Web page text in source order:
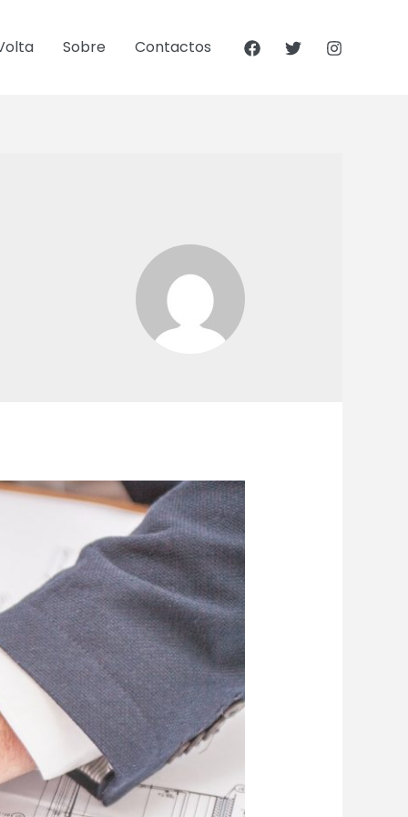
Sobre Contactos